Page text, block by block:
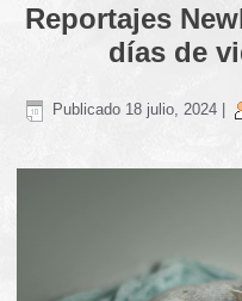
Reportajes
días de
Publicado 18 julio, 2024